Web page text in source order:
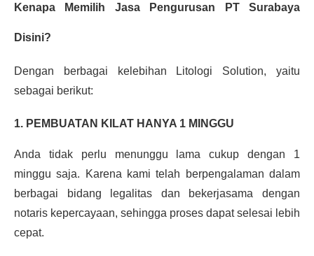
Kenapa Memilih Jasa Pengurusan PT Surabaya
Disini?
Dengan berbagai kelebihan Litologi Solution, yaitu
sebagai berikut:
1. PEMBUATAN KILAT HANYA 1 MINGGU
Anda tidak perlu menunggu lama cukup dengan 1
minggu saja. Karena kami telah berpengalaman dalam
berbagai bidang legalitas dan bekerjasama dengan
notaris kepercayaan, sehingga proses dapat selesai lebih
cepat.